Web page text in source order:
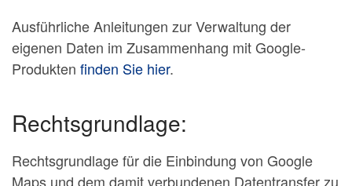
Ausführliche Anleitungen zur Verwaltung der
eigenen Daten im Zusammenhang mit Google-
Produkten finden Sie hier.
Rechtsgrundlage:
Rechtsgrundlage für die Einbindung von Google
Maps und dem damit verbundenen Datentransfer zu